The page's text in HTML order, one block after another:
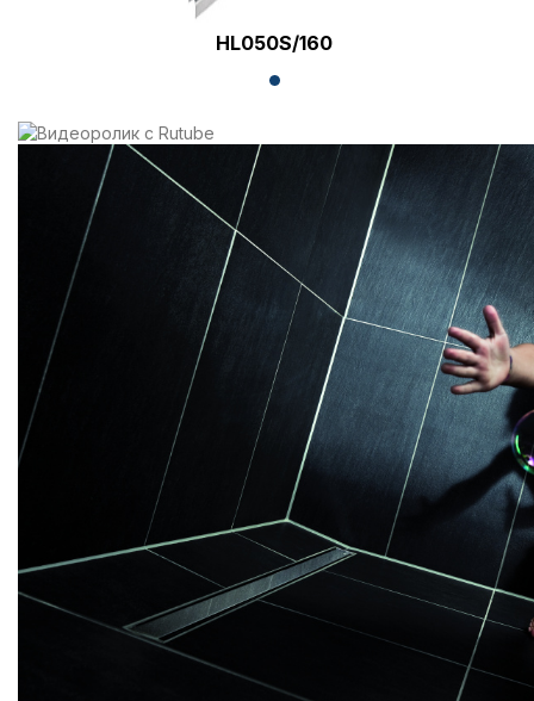
HL050S/160